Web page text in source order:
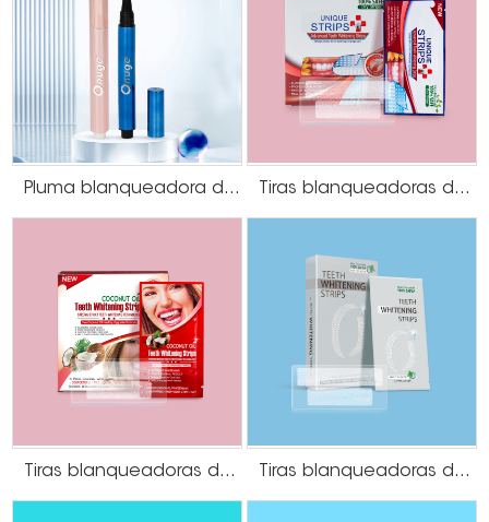
Pluma blanqueadora de dientes tipo empuje Tiras blanqueadoras de dientes de menta sin peróxido
Tiras blanqueadoras de dientes con aceite de coco HP Tiras blanqueadoras de dientes sin peróxido